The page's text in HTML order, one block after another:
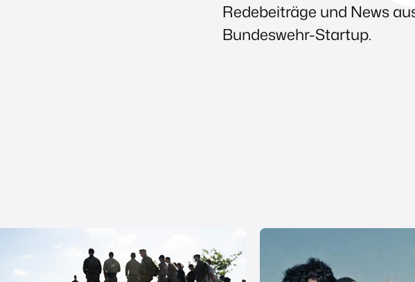
Redebeiträge und News
Bundeswehr-Startup.